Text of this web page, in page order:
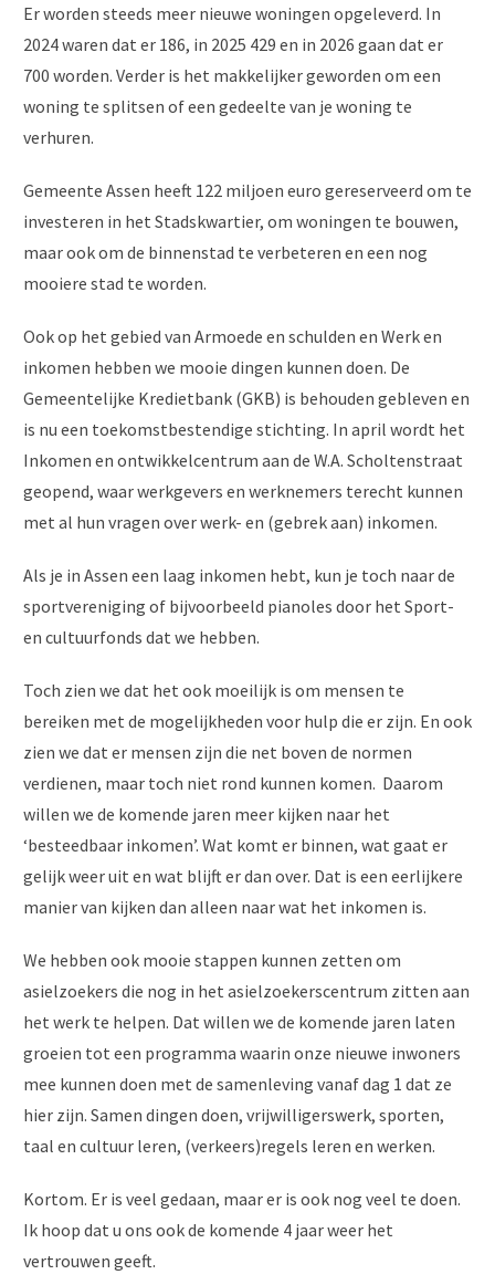
Er worden steeds meer nieuwe woningen opgeleverd. In
2024 waren dat er 186, in 2025 429 en in 2026 gaan dat er
700 worden. Verder is het makkelijker geworden om een
woning te splitsen of een gedeelte van je woning te
verhuren.
Gemeente Assen heeft 122 miljoen euro gereserveerd om te
investeren in het Stadskwartier, om woningen te bouwen,
maar ook om de binnenstad te verbeteren en een nog
mooiere stad te worden.
Ook op het gebied van Armoede en schulden en Werk en
inkomen hebben we mooie dingen kunnen doen. De
Gemeentelijke Kredietbank (GKB) is behouden gebleven en
is nu een toekomstbestendige stichting. In april wordt het
Inkomen en ontwikkelcentrum aan de W.A. Scholtenstraat
geopend, waar werkgevers en werknemers terecht kunnen
met al hun vragen over werk- en (gebrek aan) inkomen.
Als je in Assen een laag inkomen hebt, kun je toch naar de
sportvereniging of bijvoorbeeld pianoles door het Sport-
en cultuurfonds dat we hebben.
Toch zien we dat het ook moeilijk is om mensen te
bereiken met de mogelijkheden voor hulp die er zijn. En ook
zien we dat er mensen zijn die net boven de normen
verdienen, maar toch niet rond kunnen komen. Daarom
willen we de komende jaren meer kijken naar het
‘besteedbaar inkomen’. Wat komt er binnen, wat gaat er
gelijk weer uit en wat blijft er dan over. Dat is een eerlijkere
manier van kijken dan alleen naar wat het inkomen is.
We hebben ook mooie stappen kunnen zetten om
asielzoekers die nog in het asielzoekerscentrum zitten aan
het werk te helpen. Dat willen we de komende jaren laten
groeien tot een programma waarin onze nieuwe inwoners
mee kunnen doen met de samenleving vanaf dag 1 dat ze
hier zijn. Samen dingen doen, vrijwilligerswerk, sporten,
taal en cultuur leren, (verkeers)regels leren en werken.
Kortom. Er is veel gedaan, maar er is ook nog veel te doen.
Ik hoop dat u ons ook de komende 4 jaar weer het
vertrouwen geeft.